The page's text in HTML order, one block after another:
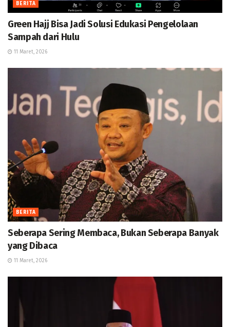
BERITA
Green Hajj Bisa Jadi Solusi Edukasi Pengelolaan
Sampah dari Hulu
11 Maret, 2026
BERITA
Seberapa Sering Membaca, Bukan Seberapa Banyak
yang Dibaca
11 Maret, 2026